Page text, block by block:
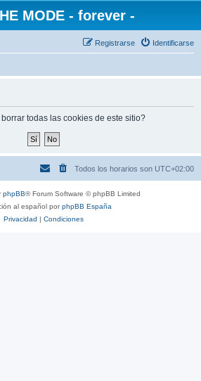
MODE - forever -
Identificarse
Registrarse
todas las cookies de este sitio?
Todos los horarios son UTC+02:00
phpBB® Forum Software © phpBB Limited
al español porphpBB España
Privacidad | Condiciones